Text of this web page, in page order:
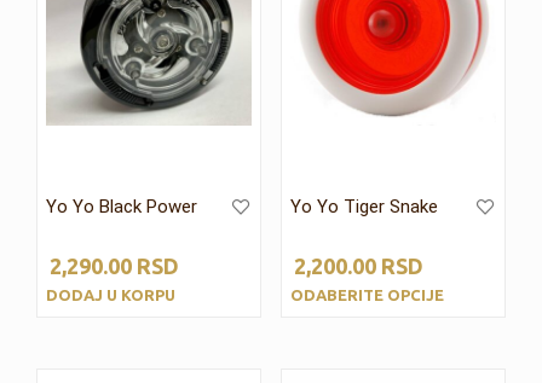
Yo Yo Black Power
2,290.00 RSD
DODAJ U KORPU
Yo Yo Tiger Snake
2,200.00RSD
ODABERITE OPCIJE